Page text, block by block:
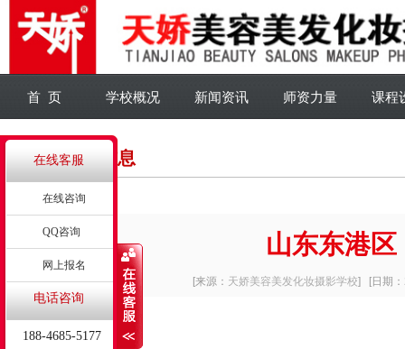
首 页 学校概况 新闻资讯 师资力量 课程
详细信息
山东东港区
[来源： 天娇美容美发化妆摄影学校] [日期
企业简介
在线客服
在线咨询
QQ咨询
网上报名
电话咨询
188-4685-5177